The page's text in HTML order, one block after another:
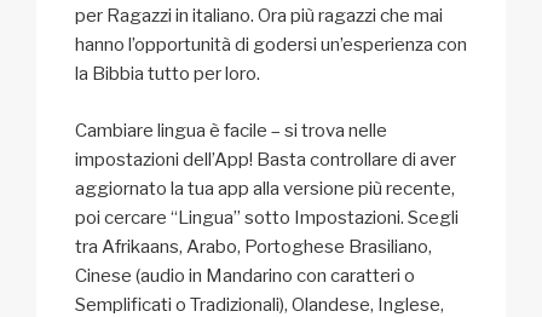
per Ragazzi in italiano. Ora più ragazzi che mai
hanno l’opportunità di godersi un’esperienza con
la Bibbia tutto per loro.
Cambiare lingua è facile – si trova nelle
impostazioni dell’App! Basta controllare di aver
aggiornato la tua app alla versione più recente,
poi cercare “Lingua” sotto Impostazioni. Scegli
tra Afrikaans, Arabo, Portoghese Brasiliano,
Cinese (audio in Mandarino con caratteri o
Semplificati o Tradizionali), Olandese, Inglese,